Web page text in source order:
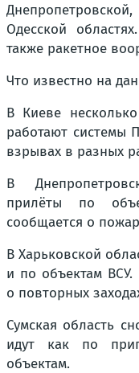
Одесской
также ракетное
Что известно на
В Киеве
работают системы
взрывах в разных
В
прилёты по
сообщается о
В Харьковской
и по объектам
о повторных
Сумская область
идут как по
объектам.